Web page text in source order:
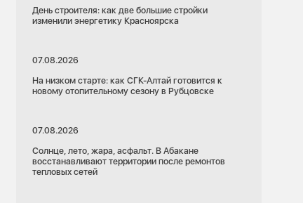
День строителя: как две большие стройки
изменили энергетику Красноярска
07.08.2026
На низком старте: как СГК-Алтай готовится к
новому отопительному сезону в Рубцовске
07.08.2026
Солнце, лето, жара, асфальт. В Абакане
восстанавливают территории после ремонтов
тепловых сетей